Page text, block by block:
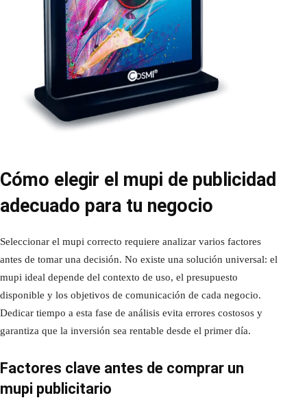
Cómo elegir el mupi de publicidad
adecuado para tu negocio
Seleccionar el mupi correcto requiere analizar varios factores
antes de tomar una decisión. No existe una solución universal: el
mupi ideal depende del contexto de uso, el presupuesto
disponible y los objetivos de comunicación de cada negocio.
Dedicar tiempo a esta fase de análisis evita errores costosos y
garantiza que la inversión sea rentable desde el primer día.
Factores clave antes de comprar un
mupi publicitario